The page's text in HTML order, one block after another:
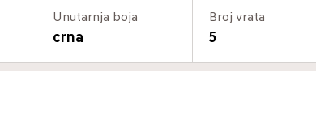
Unutarnja boja
crna
Broj vrata
5